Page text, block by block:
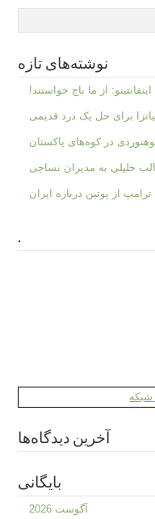
نوشته‌های تازه
از ما باج خواستند!
برای حل یک درد قدیمی
در کوه‌های پاکستان
خلیلی به مدیران نساجی
از پوتین درباره ایران
.
شبکه
آخرین دیدگاه‌ها
بایگانی
آگوست 2026